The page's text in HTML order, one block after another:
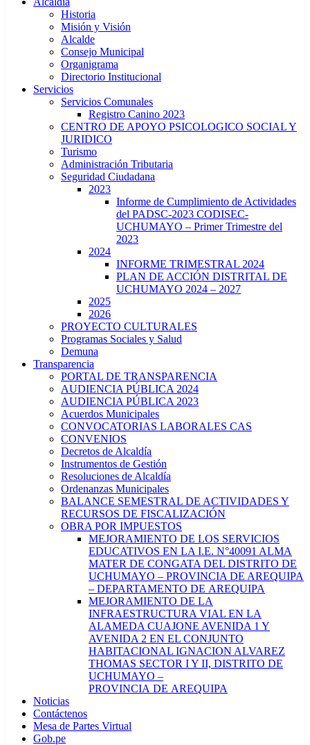
Historia
Misión y Visión
Alcalde
Consejo Municipal
Organigrama
Directorio Institucional
Servicios
Servicios Comunales
Registro Canino 2023
CENTRO DE APOYO PSICOLOGICO SOCIAL Y
JURIDICO
Turismo
Administración Tributaria
Seguridad Ciudadana
2023
Informe de Cumplimiento de Actividades
del PADSC-2023 CODISEC-
UCHUMAYO – Primer Trimestre del
2023
2024
INFORME TRIMESTRAL 2024
PLAN DE ACCIÓN DISTRITAL DE
UCHUMAYO 2024 – 2027
2025
2026
PROYECTO CULTURALES
Programas Sociales y Salud
Demuna
Transparencia
PORTAL DE TRANSPARENCIA
AUDIENCIA PÚBLICA 2024
AUDIENCIA PÚBLICA 2023
Acuerdos Municipales
CONVOCATORIAS LABORALES CAS
CONVENIOS
Decretos de Alcaldía
Instrumentos de Gestión
Resoluciones de Alcaldía
Ordenanzas Municipales
BALANCE SEMESTRAL DE ACTIVIDADES Y
RECURSOS DE FISCALIZACIÓN
OBRA POR IMPUESTOS
MEJORAMIENTO DE LOS SERVICIOS
EDUCATIVOS EN LA I.E. N°40091 ALMA
MATER DE CONGATA DEL DISTRITO DE
UCHUMAYO – PROVINCIA DE AREQUIPA
– DEPARTAMENTO DE AREQUIPA
MEJORAMIENTO DE LA
INFRAESTRUCTURA VIAL EN LA
ALAMEDA CUAJONE AVENIDA 1 Y
AVENIDA 2 EN EL CONJUNTO
HABITACIONAL IGNACION ALVAREZ
THOMAS SECTOR I Y II, DISTRITO DE
UCHUMAYO –
PROVINCIA DE AREQUIPA
Noticias
Contáctenos
Mesa de Partes Virtual
Gob.pe